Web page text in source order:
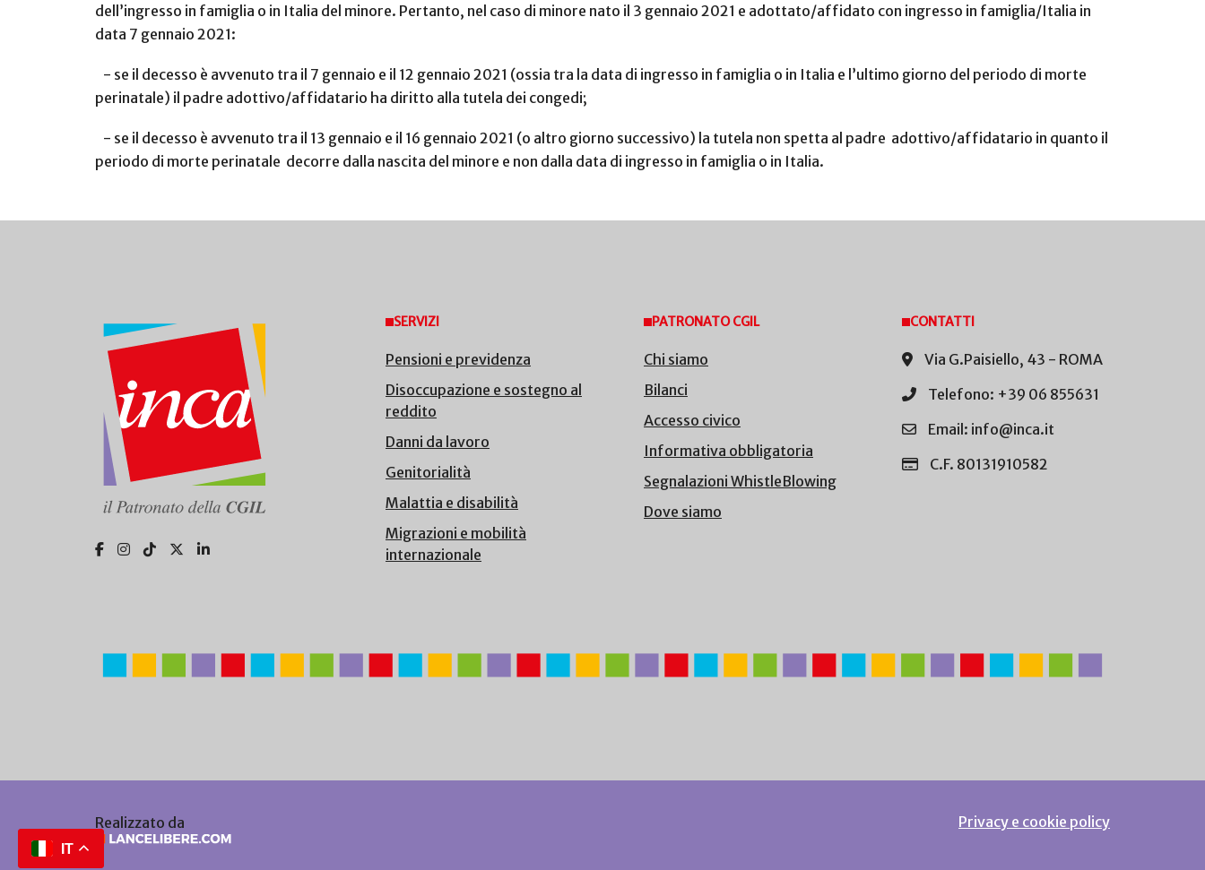
dell’ingresso in famiglia o in Italia del minore. Pertanto, nel caso di minore nato il 3 gennaio 2021 e adottato/affidato con ingresso in famiglia/Italia in
data 7 gennaio 2021:
- se il decesso è avvenuto tra il 7 gennaio e il 12 gennaio 2021 (ossia tra la data di ingresso in famiglia o in Italia e l’ultimo giorno del periodo di morte
perinatale) il padre adottivo/affidatario ha diritto alla tutela dei congedi;
- se il decesso è avvenuto tra il 13 gennaio e il 16 gennaio 2021 (o altro giorno successivo) la tutela non spetta al padre adottivo/affidatario in quanto il
periodo di morte perinatale decorre dalla nascita del minore e non dalla data di ingresso in famiglia o in Italia.
SERVIZI
Pensioni e previdenza
Disoccupazione e sostegno al
reddito
Danni da lavoro
Genitorialità
Malattia e disabilità
Migrazioni e mobilità
internazionale
PATRONATO CGIL
Chi siamo
Bilanci
Accesso civico
Informativa obbligatoria
Segnalazioni WhistleBlowing
Dove siamo
CONTATTI
Via G.Paisiello, 43 - ROMA
Telefono: +39 06 855631
Email: info@inca.it
C.F. 80131910582
Realizzato da Privacy e cookie policy
IT